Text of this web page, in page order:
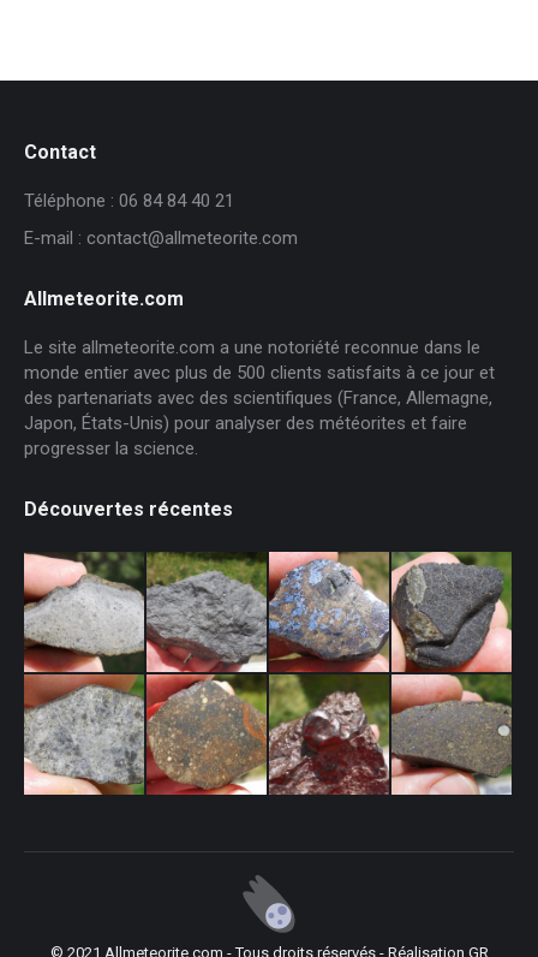
Contact
Téléphone : 06 84 84 40 21
E-mail : contact@allmeteorite.com
Allmeteorite.com
Le site allmeteorite.com a une notoriété reconnue dans le
monde entier avec plus de 500 clients satisfaits à ce jour et
des partenariats avec des scientifiques (France, Allemagne,
Japon, États-Unis) pour analyser des météorites et faire
progresser la science.
Découvertes récentes
© 2021 Allmeteorite.com - Tous droits réservés - Réalisation GR